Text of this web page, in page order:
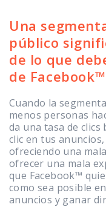
Una
público
de lo que
de
Cuando la
menos personas
da una tasa de clics
clic en tus
ofreciendo una
ofrecer una mala
que Facebook™
como sea posible
anuncios y ganar